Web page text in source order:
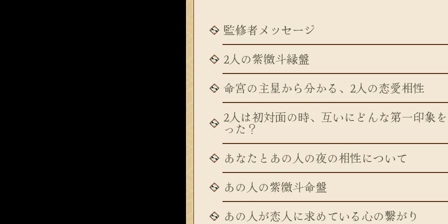
監修者メッセージ
2人の紫微斗縁盤
命宮の主星から分かる、2人の恋愛相性
2人は初対面の時、互いにどんな第一印象
った？
あなたとあの人の夜の相性について
あの人の紫微斗命盤
あの人が恋人に求めている心の繋がり